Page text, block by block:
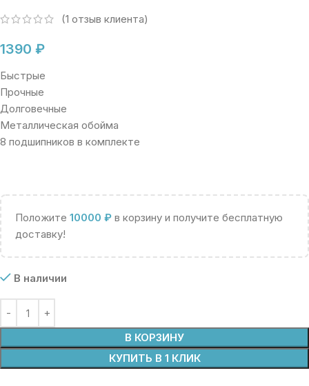
(1 отзыв клиента)
1390 ₽
Быстрые
Прочные
Долговечные
Металлическая обойма
8 подшипников в комплекте
Положите 10000 ₽ в корзину и получите бесплатную
доставку!
В наличии
В КОРЗИНУ
КУПИТЬ В 1 КЛИК